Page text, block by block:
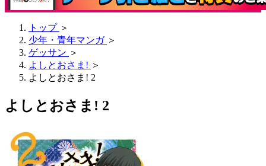
トップ ＞
少年・青年マンガ ＞
ゲッサン ＞
よしとおさま! ＞
よしとおさま! 2
よしとおさま! 2